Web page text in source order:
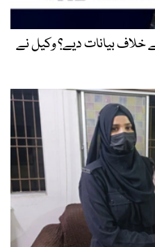
بیانات دیے؟ وکیل نے